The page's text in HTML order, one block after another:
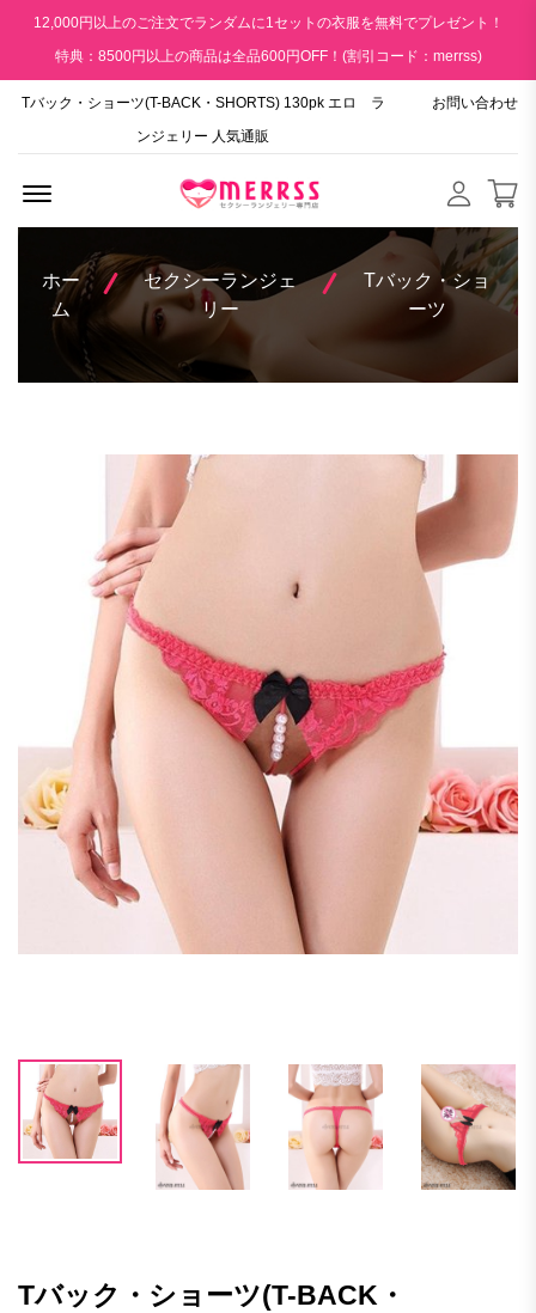
12,000円以上のご注文でランダムに1セットの衣服を無料でプレゼント！
特典：8500円以上の商品は全品600円OFF！(割引コード：merrss)
Tバック・ショーツ(T-BACK・SHORTS) 130pk エロ ラ
ンジェリー 人気通販
お問い合わせ
ホー
ム
セクシーランジェ
リー
Tバック・ショ
ーツ
Tバック・ショーツ(T-BACK・